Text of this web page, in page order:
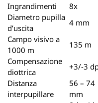
Ingrandimenti 8x
Diametro pupilla
d’uscita
4 mm
Campo visivo a
1000 m
135 m
Compensazione
diottrica
+3/-3
Distanza
interpupillare
56 – 74
mm